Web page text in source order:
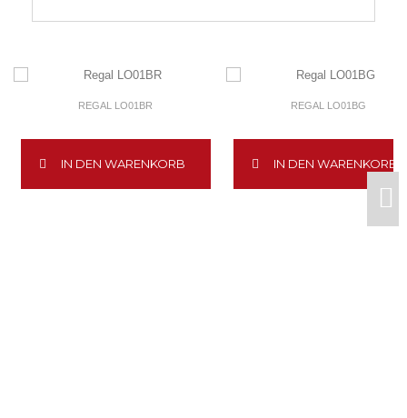
REGAL LO01BR
IN DEN WARENKORB
REGAL LO01BG
IN DEN WARENKORB